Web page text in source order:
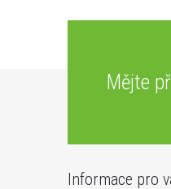
Mějte
Informace pro